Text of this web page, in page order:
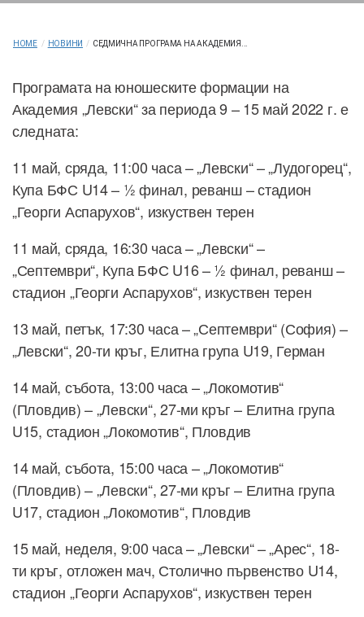
HOME / НОВИНИ / СЕДМИЧНА ПРОГРАМА НА АКАДЕМИЯ...
Програмата на юношеските формации на
Академия „Левски“ за периода 9 – 15 май 2022 г. е
следната:
11 май, сряда, 11:00 часа – „Левски“ – „Лудогорец“,
Купа БФС U14 – ½ финал, реванш – стадион
„Георги Аспарухов“, изкуствен терен
11 май, сряда, 16:30 часа – „Левски“ –
„Септември“, Купа БФС U16 – ½ финал, реванш –
стадион „Георги Аспарухов“, изкуствен терен
13 май, петък, 17:30 часа – „Септември“ (София) –
„Левски“, 20-ти кръг, Елитна група U19, Герман
14 май, събота, 13:00 часа – „Локомотив“
(Пловдив) – „Левски“, 27-ми кръг – Елитна група
U15, стадион „Локомотив“, Пловдив
14 май, събота, 15:00 часа – „Локомотив“
(Пловдив) – „Левски“, 27-ми кръг – Елитна група
U17, стадион „Локомотив“, Пловдив
15 май, неделя, 9:00 часа – „Левски“ – „Арес“, 18-
ти кръг, отложен мач, Столично първенство U14,
стадион „Георги Аспарухов“, изкуствен терен